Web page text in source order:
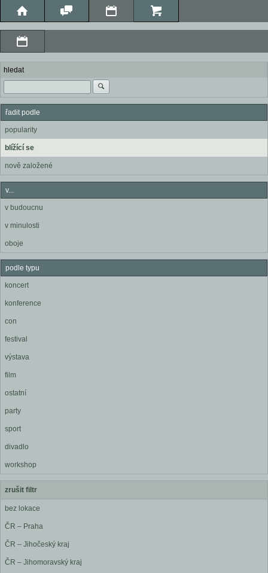
hledat
řadit podle
popularity
blížící se
nově založené
v...
v budoucnu
v minulosti
oboje
podle typu
koncert
konference
con
festival
výstava
film
ostatní
party
sport
divadlo
workshop
zrušit filtr
bez lokace
ČR – Praha
ČR – Jihočeský kraj
ČR – Jihomoravský kraj